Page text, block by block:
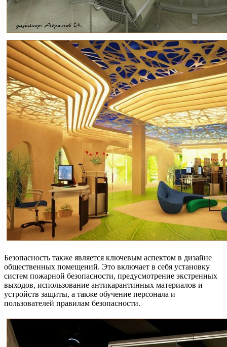
Безопасность также является ключевым аспектом в дизайне
общественных помещений. Это включает в себя установку
систем пожарной безопасности, предусмотрение экстренных
выходов, использование антикарантинных материалов и
устройств защиты, а также обучение персонала и
пользователей правилам безопасности.